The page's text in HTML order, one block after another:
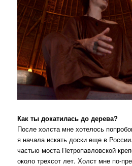
Как ты докатилась до дерева?
После холста мне хотелось
я начала искать доски еще в
частью моста Петропавловской
около трехсот лет. Холст мне по-